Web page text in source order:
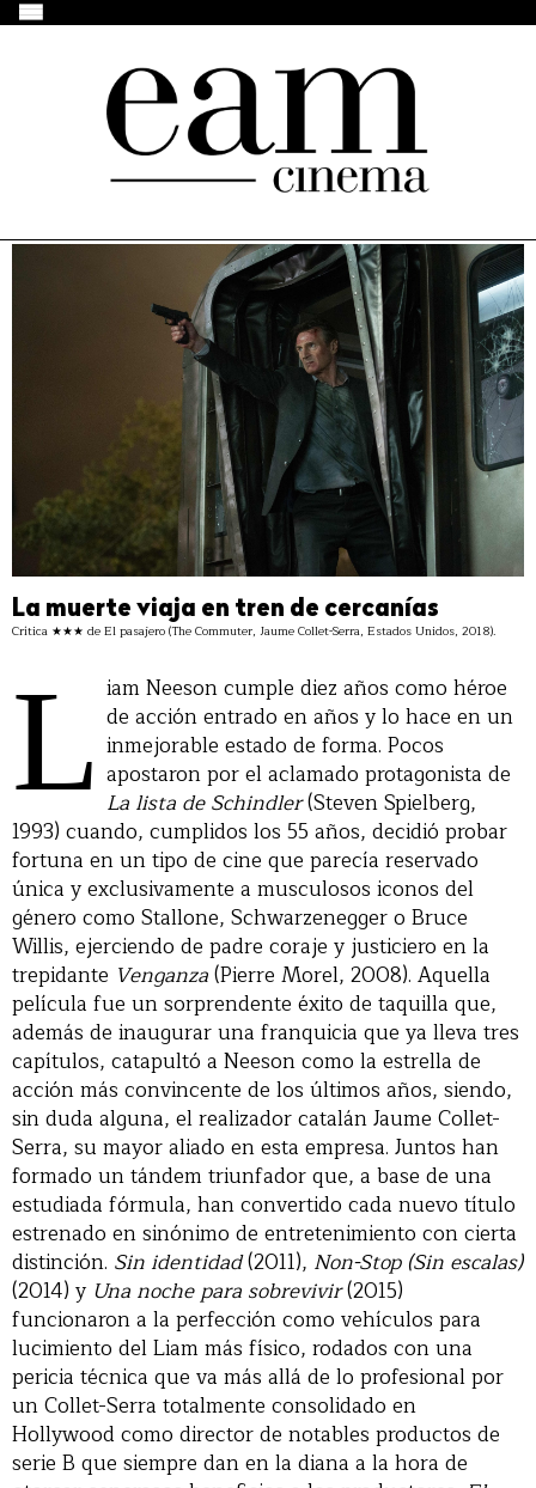
La muerte viaja en tren de cercanías
Crítica ★★★ de El pasajero (The Commuter, Jaume Collet-Serra, Estados Unidos, 2018).
L iam Neeson cumple diez años como héroe
de acción entrado en años y lo hace en un
inmejorable estado de forma. Pocos
apostaron por el aclamado protagonista de
La lista de Schindler(Steven Spielberg,
1993) cuando, cumplidos los 55 años, decidió probar
fortuna en un tipo de cine que parecía reservado
única y exclusivamente a musculosos iconos del
género como Stallone, Schwarzenegger o Bruce
Willis, ejerciendo de padre coraje y justiciero en la
trepidante Venganza(Pierre Morel, 2008). Aquella
película fue un sorprendente éxito de taquilla que,
además de inaugurar una franquicia que ya lleva tres
capítulos, catapultó a Neeson como la estrella de
acción más convincente de los últimos años, siendo,
sin duda alguna, el realizador catalán Jaume Collet-
Serra, su mayor aliado en esta empresa. Juntos han
formado un tándem triunfador que, a base de una
estudiada fórmula, han convertido cada nuevo título
estrenado en sinónimo de entretenimiento con cierta
distinción. Sin identidad(2011), Non-Stop (Sin escalas)
(2014) y Una noche para sobrevivir(2015)
funcionaron a la perfección como vehículos para
lucimiento del Liam más físico, rodados con una
pericia técnica que va más allá de lo profesional por
un Collet-Serra totalmente consolidado en
Hollywood como director de notables productos de
serie B que siempre dan en la diana a la hora de